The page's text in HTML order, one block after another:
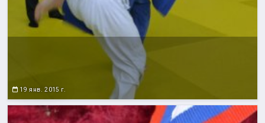
19 янв. 2015 г.